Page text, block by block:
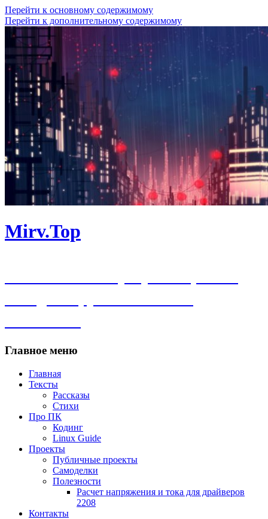
Перейти к основному содержимому
Перейти к дополнительному содержимому
Mirv.Top
Главное меню
Главная
Тексты
Рассказы
Стихи
Про ПК
Кодинг
Linux Guide
Проекты
Публичные проекты
Самоделки
Полезности
Расчет напряжения и тока для драйверов
2208
Контакты